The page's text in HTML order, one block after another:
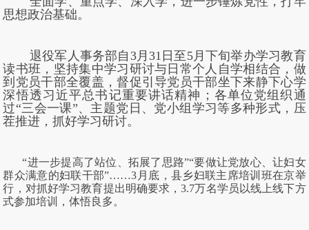
思想政治基础。
退役军人事务部自3月31日至5月下旬举办学习教育
读书班，坚持集中学习研讨与日常个人自学相结合，做
到党员干部全覆盖，督促引导党员干部坐下来静下心学
深悟透习近平总书记重要讲话精神；各单位党组织通
过“三会一课”、主题党日、党小组学习等多种形式，压
茬推进，抓好学习研讨。
“进一步提高了站位、拓展了思路”“要做让党放心、让妇女
群众满意的妇联干部”……3月底，县乡妇联主席培训班在京举
行，对抓好学习教育提出明确要求，3.7万名学员以线上线下方
式参加培训，体悟良多。